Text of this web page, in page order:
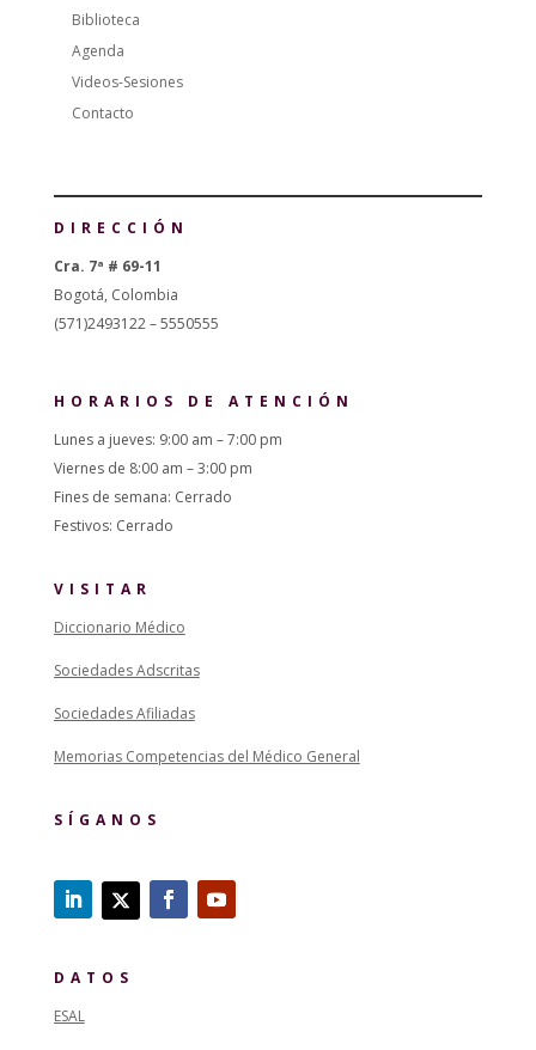
Biblioteca
Agenda
Videos-Sesiones
Contacto
DIRECCIÓN
Cra. 7ª # 69-11
Bogotá, Colombia
(571)2493122 – 5550555
HORARIOS DE ATENCIÓN
Lunes a jueves: 9:00 am – 7:00 pm
Viernes de 8:00 am – 3:00 pm
Fines de semana: Cerrado
Festivos: Cerrado
VISITAR
Diccionario Médico
Sociedades Adscritas
Sociedades Afiliadas
Memorias Competencias del Médico General
SÍGANOS
DATOS
ESAL